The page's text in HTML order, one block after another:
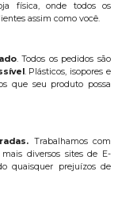
física, onde todos os
assim como você.
. Todos os pedidos são
. Plásticos, isopores e
que seu produto possa
Trabalhamos com
diversos sites de E-
quaisquer prejuízos de